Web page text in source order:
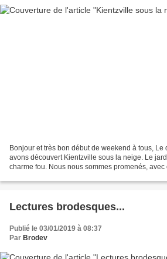
Bonjour et très bon début de weekend à tous, Le
avons découvert Kientzville sous la neige. Le
charme fou. Nous nous sommes promenés, avec
Lectures brodesques...
Publié le 03/01/2019 à 08:37
Par Brodev